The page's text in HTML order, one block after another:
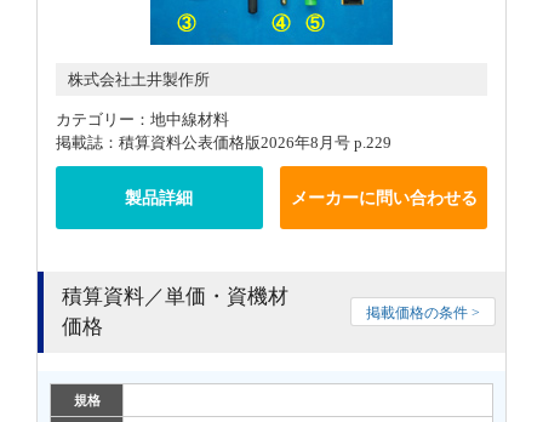
株式会社土井製作所
カテゴリー：地中線材料
掲載誌：積算資料公表価格版2026年8月号 p.229
製品詳細 メーカーに問い合わせる
積算資料／単価・資機材
価格
掲載価格の条件 >
規格